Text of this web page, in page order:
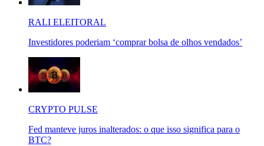
RALI ELEITORAL
Investidores poderiam ‘comprar bolsa de olhos vendados’
CRYPTO PULSE
Fed manteve juros inalterados: o que isso significa para o
BTC?